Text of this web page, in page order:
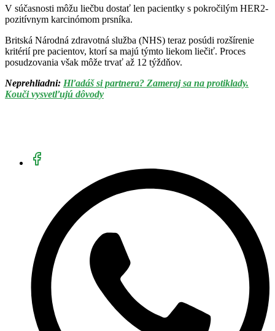
V súčasnosti môžu liečbu dostať len pacientky s pokročilým HER2-
pozitívnym karcinómom prsníka.
Britská Národná zdravotná služba (NHS) teraz posúdi rozšírenie
kritérií pre pacientov, ktorí sa majú týmto liekom liečiť. Proces
posudzovania však môže trvať až 12 týždňov.
Neprehliadni: Hľadáš si partnera? Zameraj sa na protiklady.
Kouči vysvetľujú dôvody